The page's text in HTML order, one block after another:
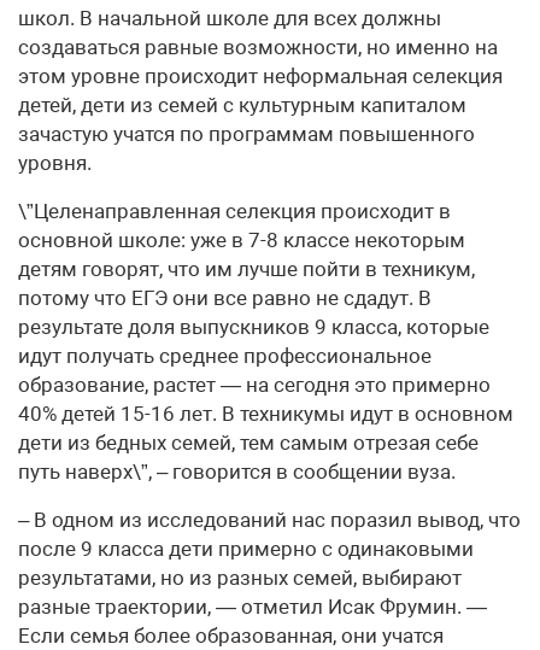
школ. В начальной школе для всех должны
создаваться равные возможности, но именно на
этом уровне происходит неформальная селекция
детей, дети из семей с культурным капиталом
зачастую учатся по программам повышенного
уровня.
\”Целенаправленная селекция происходит в
основной школе: уже в 7-8 классе некоторым
детям говорят, что им лучше пойти в техникум,
потому что ЕГЭ они все равно не сдадут. В
результате доля выпускников 9 класса, которые
идут получать среднее профессиональное
образование, растет — на сегодня это примерно
40% детей 15-16 лет. В техникумы идут в основном
дети из бедных семей, тем самым отрезая себе
путь наверх\”, – говорится в сообщении вуза.
– В одном из исследований нас поразил вывод, что
после 9 класса дети примерно с одинаковыми
результатами, но из разных семей, выбирают
разные траектории, — отметил Исак Фрумин. —
Если семья более образованная, они учатся